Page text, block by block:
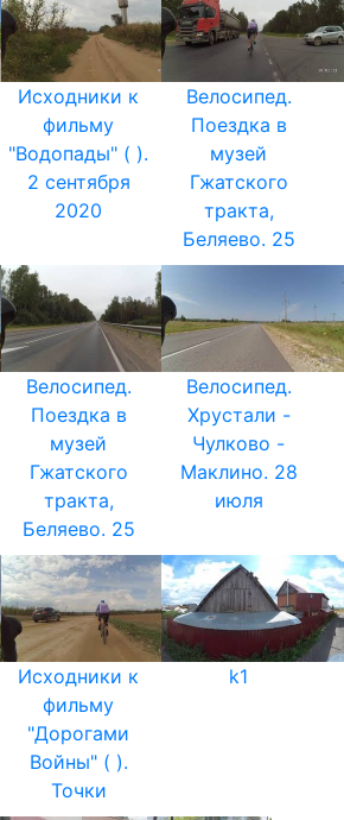
Исходники к
фильму
"Водопады" ( ).
2 сентября
2020
Велосипед.
Поездка в
музей
Гжатского
тракта,
Беляево. 25
Велосипед.
Поездка в
музей
Гжатского
тракта,
Беляево. 25
Велосипед.
Хрустали -
Чулково -
Маклино. 28
июля
Исходники к
фильму
"Дорогами
Войны" ( ).
Точки
k1